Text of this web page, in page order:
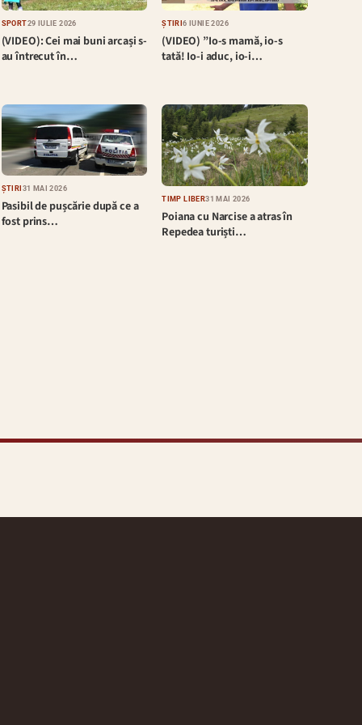
SPORT29 IULIE 2026
(VIDEO): Cei mai buni arcași s-
au întrecut în…
ȘTIRI6 IUNIE 2026
(VIDEO) ”Io-s mamă, io-s
tată! Io-i aduc, io-i…
ȘTIRI 31 MAI 2026
Pasibil de pușcărie după ce a
fost prins…
TIMP LIBER31 MAI 2026
Poiana cu Narcise a atras în
Repedea turiști…